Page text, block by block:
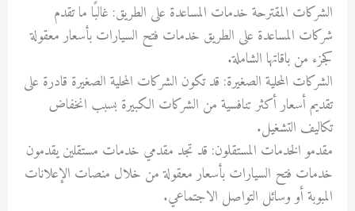
الشركات المقترحة خدمات المساعدة على الطريق: غالبًا ما تقدم
شركات المساعدة على الطريق خدمات فتح السيارات بأسعار معقولة
كجزء من باقاتها الشاملة.
الشركات المحلية الصغيرة: قد تكون الشركات المحلية الصغيرة قادرة على
تقديم أسعار أكثر تنافسية من الشركات الكبيرة بسبب انخفاض
تكاليف التشغيل.
مقدمو الخدمات المستقلون: قد تجد مقدمي خدمات مستقلين يقدمون
خدمات فتح السيارات بأسعار معقولة من خلال منصات الإعلانات
المبوبة أو وسائل التواصل الاجتماعي.